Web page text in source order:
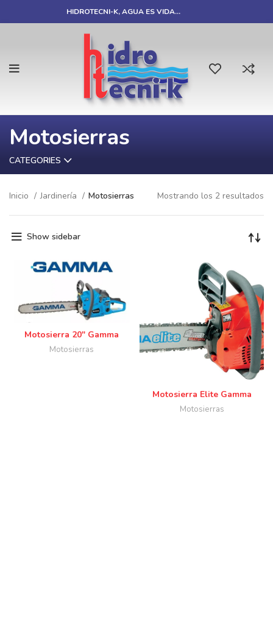
HIDROTECNI-K, AGUA ES VIDA…
Motosierras
CATEGORIES
Inicio Jardinería Motosierras Mostrando los 2 resultados
Show sidebar
Motosierra 20″ Gamma
Motosierras
Motosierra Elite Gamma
Motosierras